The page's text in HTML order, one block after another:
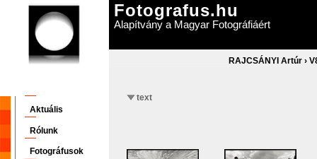
Fotografus.hu
Alapítvány a Magyar Fotográfiáért
RAJCSÁNYI Artúr ›
Aktuális
Rólunk
Fotográfusok
text